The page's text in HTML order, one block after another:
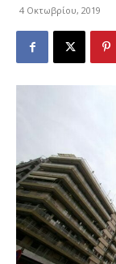
4 Οκτωβρίου, 2019